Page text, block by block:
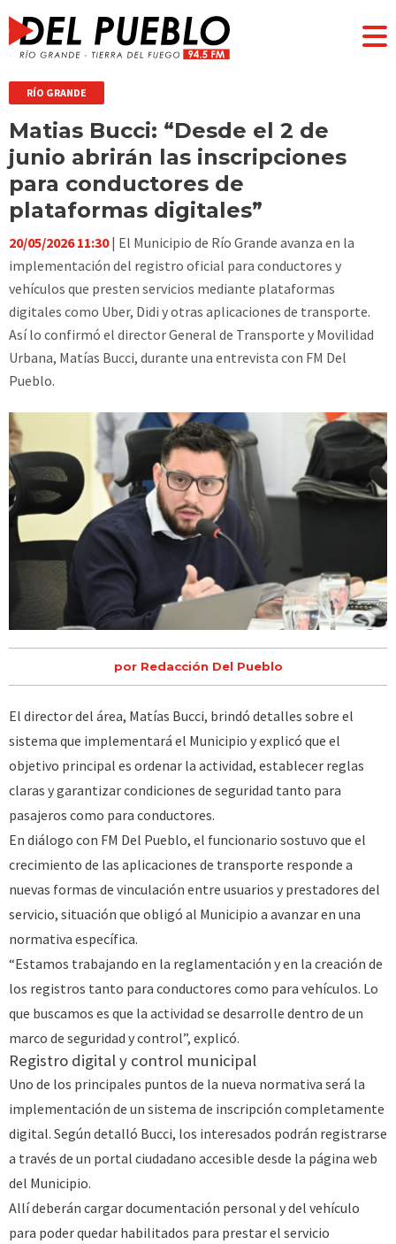
RÍO GRANDE
Matias Bucci: “Desde el 2 de
junio abrirán las inscripciones
para conductores de
plataformas digitales”
20/05/2026 11:30| El Municipio de Río Grande avanza en la
implementación del registro oficial para conductores y
vehículos que presten servicios mediante plataformas
digitales como Uber, Didi y otras aplicaciones de transporte.
Así lo confirmó el director General de Transporte y Movilidad
Urbana, Matías Bucci, durante una entrevista con FM Del
Pueblo.
por Redacción Del Pueblo
El director del área, Matías Bucci, brindó detalles sobre el
sistema que implementará el Municipio y explicó que el
objetivo principal es ordenar la actividad, establecer reglas
claras y garantizar condiciones de seguridad tanto para
pasajeros como para conductores.
En diálogo con FM Del Pueblo, el funcionario sostuvo que el
crecimiento de las aplicaciones de transporte responde a
nuevas formas de vinculación entre usuarios y prestadores del
servicio, situación que obligó al Municipio a avanzar en una
normativa específica.
“Estamos trabajando en la reglamentación y en la creación de
los registros tanto para conductores como para vehículos. Lo
que buscamos es que la actividad se desarrolle dentro de un
marco de seguridad y control”, explicó.
Registro digital y control municipal
Uno de los principales puntos de la nueva normativa será la
implementación de un sistema de inscripción completamente
digital. Según detalló Bucci, los interesados podrán registrarse
a través de un portal ciudadano accesible desde la página web
del Municipio.
Allí deberán cargar documentación personal y del vehículo
para poder quedar habilitados para prestar el servicio